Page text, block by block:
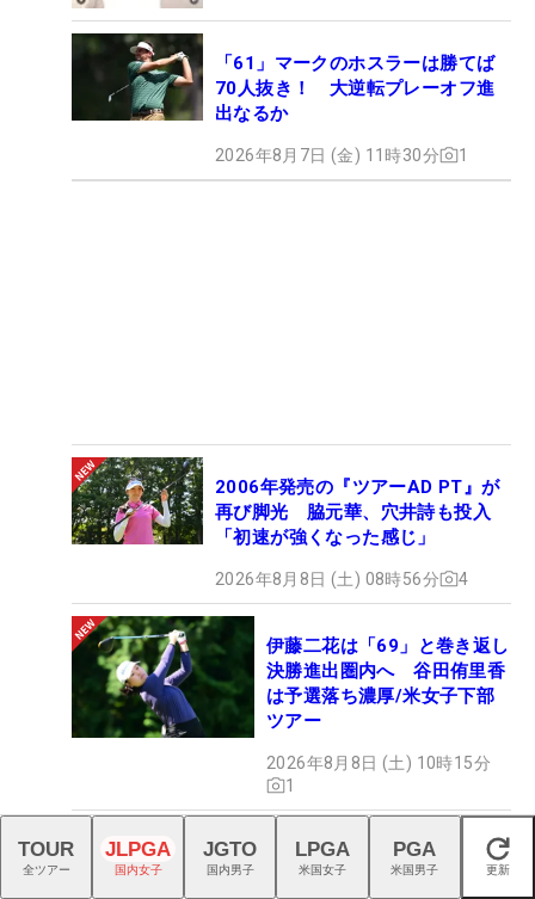
「61」マークのホスラーは勝てば
70人抜き！ 大逆転プレーオフ進
出なるか
2026年8月7日 (金) 11時30分 1
2006年発売の『ツアーAD PT』が
再び脚光 脇元華、穴井詩も投入
「初速が強くなった感じ」
2026年8月8日 (土) 08時56分 4
伊藤二花は「69」と巻き返し
決勝進出圏内へ 谷田侑里香
は予選落ち濃厚/米女子下部
ツアー
2026年8月8日 (土) 10時15分
1
鈴木愛が大会2勝目へ首位T発進
安田祐香、吉澤柚月ら5位
閉じる
TOUR
全ツアー
JLPGA
国内女子
JGTO
国内男子
LPGA
米国女子
PGA
米国男子 更新